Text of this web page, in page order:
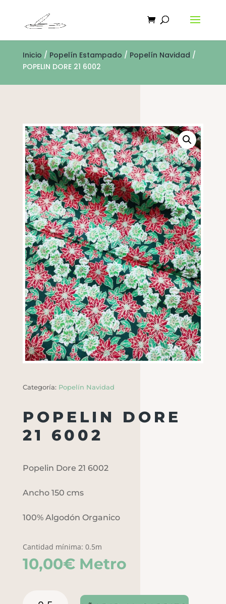
Inicio / Popelín Estampado / Popelín Navidad /
POPELIN DORE 21 6002
Categoría: Popelín Navidad
POPELIN DORE
21 6002
Popelin Dore 21 6002
Ancho 150 cms
100% Algodón Organico
Cantidad mínima: 0.5m
10,00€ Metro